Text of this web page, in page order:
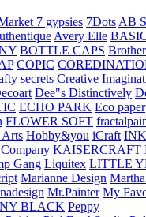
7 gypsies 7Dots AB
Avery Elle
BOTTLE CAPS Brother
COPIC
secrets Creative
Dee"s Distinctively
ECHO PARK Eco paper
FLOWER SOFT
Hobby&you iCraft
KAISERCRAFT
Gang Liquitex LITTLE
Marianne Design
Mr.Painter My
BLACK Peppy